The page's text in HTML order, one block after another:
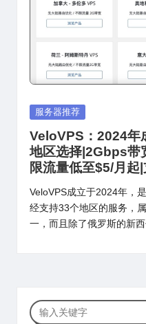
Posted
服务器推荐
VeloVPS：2024年
地区选择|2Gbps带
限流量低至$5/月起
VeloVPS成立于2024年，
经支持33个地区的服务，
一，而且除了俄罗斯的新
搜
索